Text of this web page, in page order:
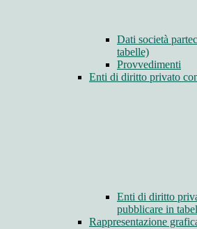
Dati società
tabelle)
Provvedimenti
Enti di diritto privato
Enti di diritto
pubblicare in
Rappresentazione